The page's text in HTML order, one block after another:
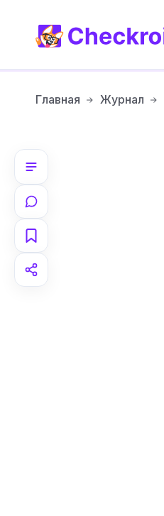
Главная Журнал